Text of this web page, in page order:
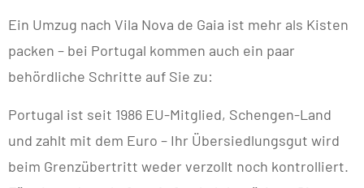
Ein Umzug nach Vila Nova de Gaia ist mehr als Kisten
packen – bei Portugal kommen auch ein paar
behördliche Schritte auf Sie zu:
Portugal ist seit 1986 EU-Mitglied, Schengen-Land
und zahlt mit dem Euro – Ihr Übersiedlungsgut wird
beim Grenzübertritt weder verzollt noch kontrolliert.